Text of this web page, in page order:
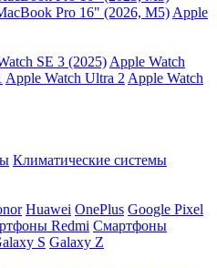
Pro 16" (2026, M5) Apple
SE 3 (2025) Apple Watch
Apple Watch Ultra 2 Apple Watch
Климатические системы
Huawei OnePlus Google Pixel
Redmi Смартфоны
S Galaxy Z